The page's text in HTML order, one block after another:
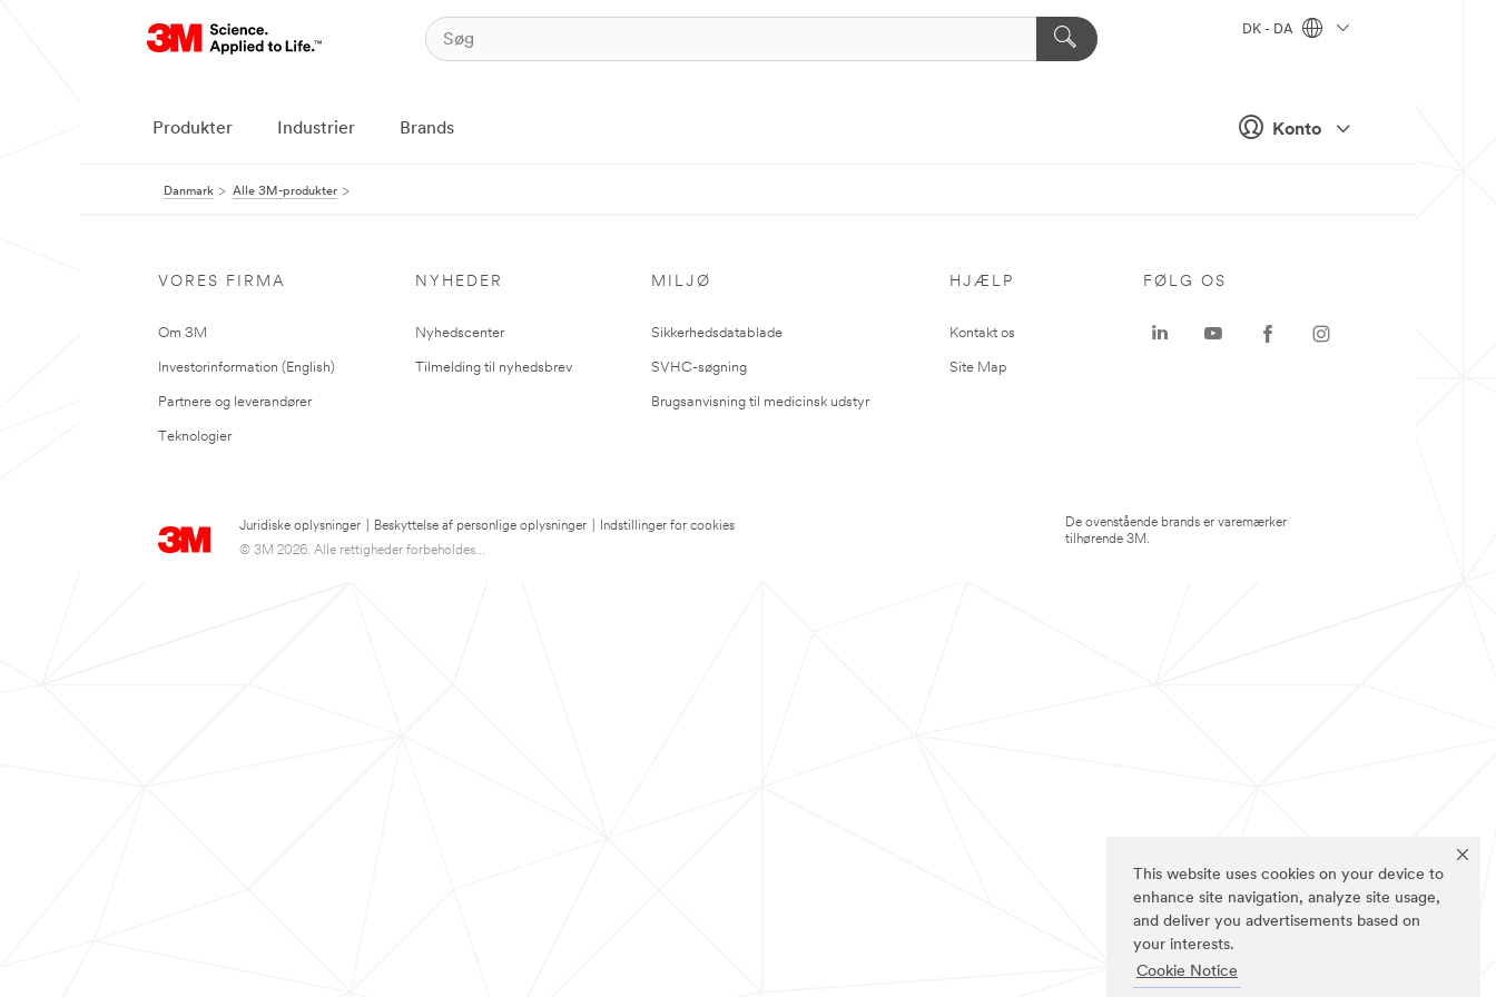
This website uses cookies on your device to
enhance site navigation, analyze site usage,
and deliver you advertisements based on
your interests.
Cookie Notice
Konto
DK - DA
Produkter Industrier Brands
Danmark Alle 3M-produkter
VORES FIRMA
Om 3M
Investorinformation (English)
Partnere og leverandører
Teknologier
NYHEDER
Nyhedscenter
Tilmelding til nyhedsbrev
MILJØ
Sikkerhedsdatablade
SVHC-søgning
Brugsanvisning til medicinsk udstyr
HJÆLP
Kontakt os
Site Map
Juridiske oplysninger Beskyttelse af personlige oplysninger
Indstillinger for cookies
© 3M 2026. Alle rettigheder forbeholdes...
FØLG OS
De ovenstående brands er varemærker
tilhørende 3M.